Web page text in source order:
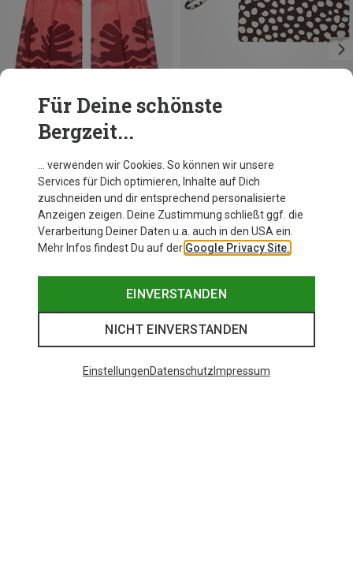
Du sparst 33%
Für Deine schönste
Bergzeit...
… verwenden wir Cookies. So können wir unsere
Services für Dich optimieren, Inhalte auf Dich
zuschneiden und dir entsprechend personalisierte
Anzeigen zeigen. Deine Zustimmung schließt ggf. die
Verarbeitung Deiner Daten u.a. auch in den USA ein.
Mehr Infos findest Du auf der Google Privacy Site.
EINVERSTANDEN
NICHT EINVERSTANDEN
EinstellungenDatenschutz Impressum